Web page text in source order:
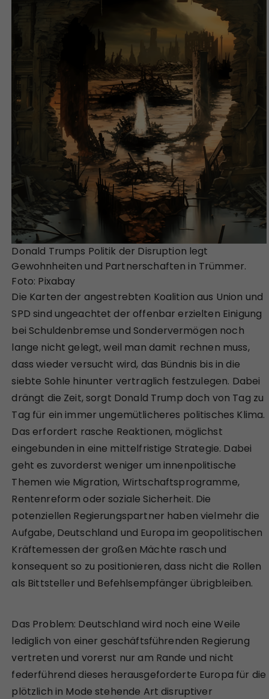
Donald Trumps Politik der Disruption legt
Gewohnheiten und Partnerschaften in Trümmer.
Foto: Pixabay
Die Karten der angestrebten Koalition aus Union und
SPD sind ungeachtet der offenbar erzielten Einigung
bei Schuldenbremse und Sondervermögen noch
lange nicht gelegt, weil man damit rechnen muss,
dass wieder versucht wird, das Bündnis bis in die
siebte Sohle hinunter vertraglich festzulegen. Dabei
drängt die Zeit, sorgt Donald Trump doch von Tag zu
Tag für ein immer ungemütlicheres politisches Klima.
Das erfordert rasche Reaktionen, möglichst
eingebunden in eine mittelfristige Strategie. Dabei
geht es zuvorderst weniger um innenpolitische
Themen wie Migration, Wirtschaftsprogramme,
Rentenreform oder soziale Sicherheit. Die
potenziellen Regierungspartner haben vielmehr die
Aufgabe, Deutschland und Europa im geopolitischen
Kräftemessen der großen Mächte rasch und
konsequent so zu positionieren, dass nicht die Rollen
als Bittsteller und Befehlsempfänger übrigbleiben.
Das Problem: Deutschland wird noch eine Weile
lediglich von einer geschäftsführenden Regierung
vertreten und vorerst nur am Rande und nicht
federführend dieses herausgeforderte Europa für die
plötzlich in Mode stehende Art disruptiver